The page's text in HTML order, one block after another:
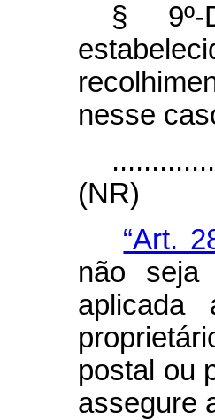
§ 9º-
nesse
(NR)
“Art.
não seja
aplicada
postal ou
assegure